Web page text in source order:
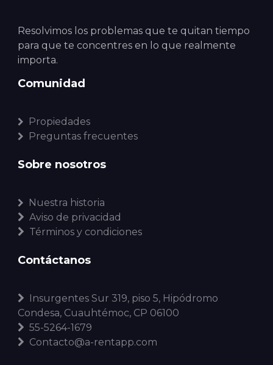
Resolvimos los problemas que te quitan tiempo
para que te concentres en lo que realmente
importa.
Comunidad
Propiedades
Preguntas frecuentes
Sobre nosotros
Nuestra historia
Aviso de privacidad
Términos y condiciones
Contáctanos
Insurgentes Sur 319, piso 5, Hipódromo
Condesa, Cuauhtémoc, CP 06100
55-5264-1679
Contacto@a-rentapp.com